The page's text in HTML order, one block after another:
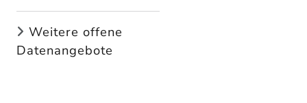
Weitere offene
Datenangebote